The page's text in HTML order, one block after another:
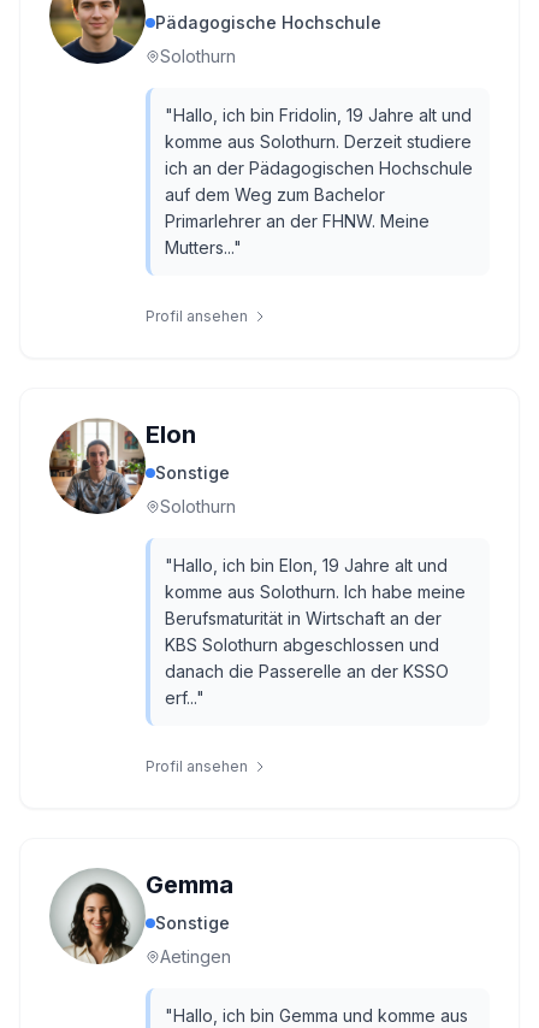
Pädagogische Hochschule
Solothurn
"Hallo, ich bin Fridolin, 19 Jahre alt und
komme aus Solothurn. Derzeit studiere
ich an der Pädagogischen Hochschule
auf dem Weg zum Bachelor
Primarlehrer an der FHNW. Meine
Mutters..."
Profil ansehen
Elon
Sonstige
Solothurn
"Hallo, ich bin Elon, 19 Jahre alt und
komme aus Solothurn. Ich habe meine
Berufsmaturität in Wirtschaft an der
KBS Solothurn abgeschlossen und
danach die Passerelle an der KSSO
erf..."
Profil ansehen
Gemma
Sonstige
Aetingen
"Hallo, ich bin Gemma und komme aus